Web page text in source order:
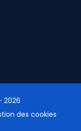
2026
des cookies